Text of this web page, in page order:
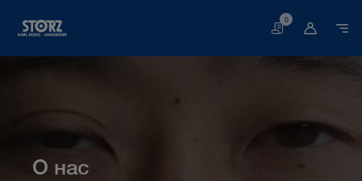
Корзина
0
О нас